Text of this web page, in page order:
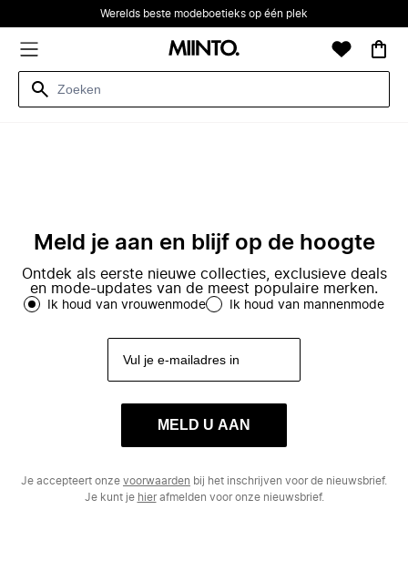
Werelds beste modeboetieks op één plek
Meld je aan en blijf op de hoogte
Ontdek als eerste nieuwe collecties, exclusieve deals
en mode-updates van de meest populaire merken.
Ik houd van vrouwenmode Ik houd van mannenmode
MELD U AAN
Je accepteert onze voorwaarden bij het inschrijven voor de nieuwsbrief.
Je kunt je hierafmelden voor onze nieuwsbrief.